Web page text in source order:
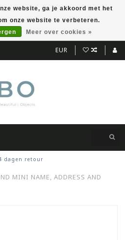
EUR
dagen retour
MINI NAME, ADDRESS AND
website, ga je akkoord met het
onze website te verbeteren.
Meer over cookies »